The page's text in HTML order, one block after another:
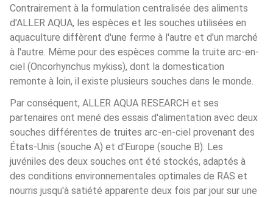
Contrairement à la formulation centralisée des aliments
d'ALLER AQUA, les espèces et les souches utilisées en
aquaculture diffèrent d'une ferme à l'autre et d'un marché
à l'autre. Même pour des espèces comme la truite arc-en-
ciel (Oncorhynchus mykiss), dont la domestication
remonte à loin, il existe plusieurs souches dans le monde.
Par conséquent, ALLER AQUA RESEARCH et ses
partenaires ont mené des essais d'alimentation avec deux
souches différentes de truites arc-en-ciel provenant des
États-Unis (souche A) et d'Europe (souche B). Les
juvéniles des deux souches ont été stockés, adaptés à
des conditions environnementales optimales de RAS et
nourris jusqu'à satiété apparente deux fois par jour sur une